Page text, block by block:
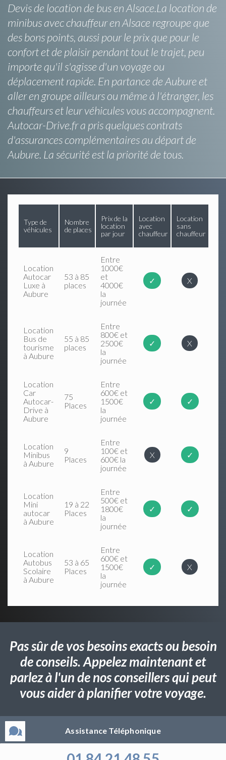
Devis de location de bus en Alsace.La location de
minibus avec chauffeur en Alsace regroupe que
des bons points, aussi pour le prix que pour le
confort et de plaisir pendant tout le trajet, peu
importe qu'il s'agisse d'un voyage ou
déplacement rapide. En partance de Aubure et
aller en groupe ailleurs ou même à l'étranger, les
chauffeurs et leur véhicules vous accompagnent.
Autocar-Drive.fr a pris quelques contrats
d'assurances complémentaires au départ de
Aubure. La sécurité est la priorité de tous.
Type de
véhicules
Nombre
de places
Prix de la
location
par jour
Location
avec
chauffeur
Location
sans
chauffeur
Location
Autocar
Luxe à
Aubure
53 à 85
places
Entre
1000€
et
4000€
la
journée
✓ X
Location
Bus de
tourisme
à Aubure
55 à 85
places
Entre
800€ et
2500€
la
journée
✓ X
Location
Car
Autocar-
Drive à
Aubure
75
Places
Entre
600€ et
1500€
la
journée
✓ ✓
Location
Minibus
à Aubure
9
Places
Entre
100€ et
600€ la
journée
X ✓
Location
Mini
autocar
à Aubure
19 à 22
Places
Entre
500€ et
1800€
la
journée
✓ ✓
Location
Autobus
Scolaire
à Aubure
53 à 65
Places
Entre
600€ et
1500€
la
journée
✓ X
Pas sûr de vos besoins exacts ou besoin
de conseils. Appelez maintenant et
parlez à l'un de nos conseillers qui peut
vous aider à planifier votre voyage.
Assistance Téléphonique